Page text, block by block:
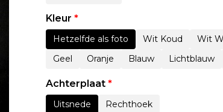
Kleur *
Hetzelfde als foto Wit Koud Wit
Geel
Oranje Blauw Lichtblauw
Achterplaat *
Uitsnede Rechthoek